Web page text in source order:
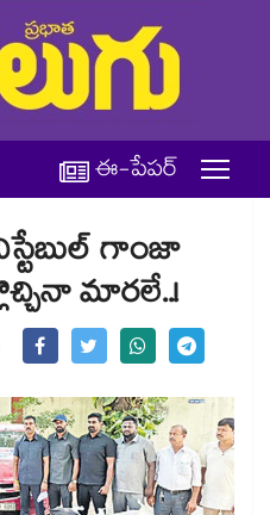
ఈ-పేపర్
గాంజా
మారలే..!